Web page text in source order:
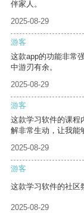
伴家人。
2025-08-29
游客
这款app的功能非常
中游刃有余。
2025-08-29
游客
这款学习软件的课程
解非常生动，让我能
2025-08-29
游客
这款学习软件的社区
2025-08-29